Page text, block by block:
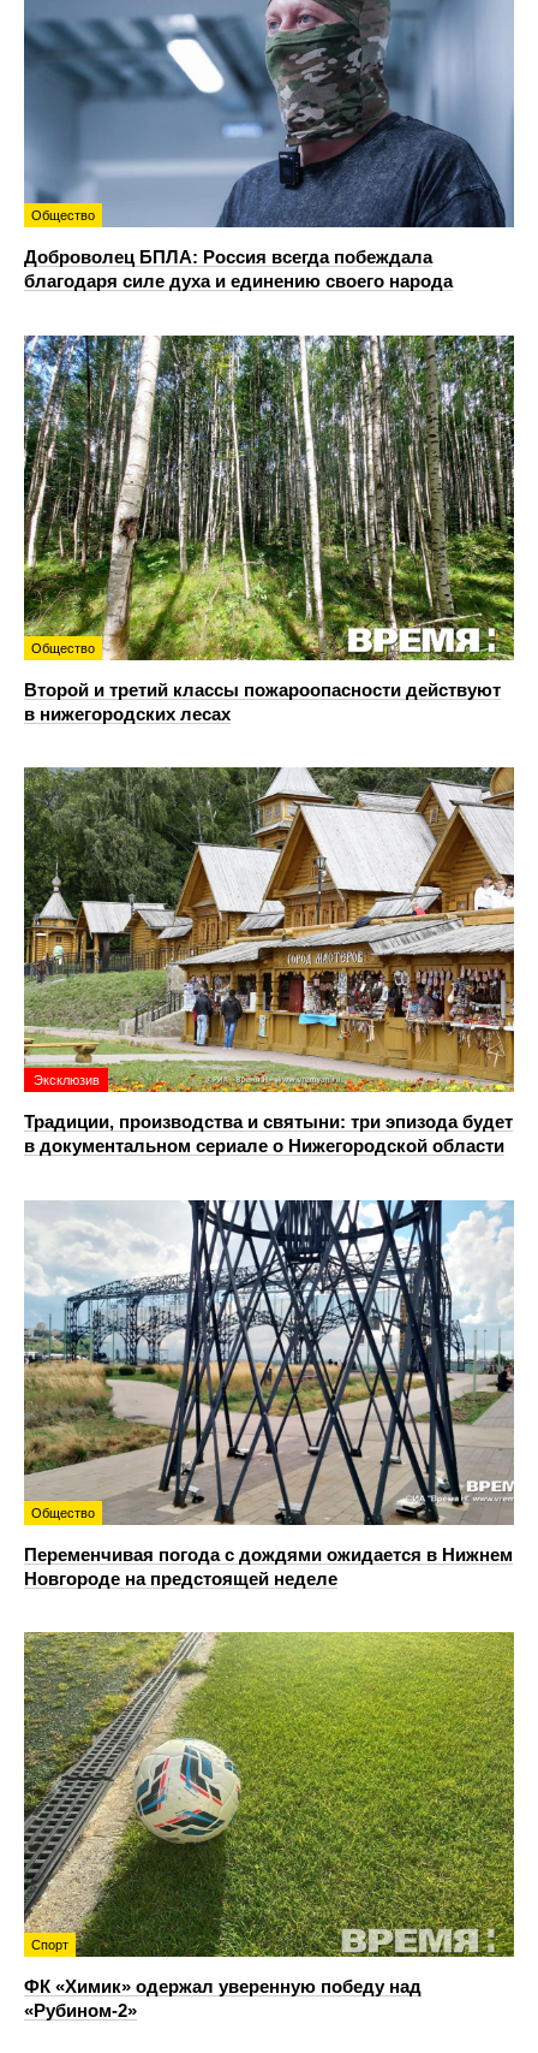
Общество
Доброволец БПЛА: Россия всегда побеждала
благодаря силе духа и единению своего народа
Общество
Второй и третий классы пожароопасности действуют
в нижегородских лесах
Эксклюзив
Традиции, производства и святыни: три эпизода будет
в документальном сериале о Нижегородской области
Общество
Переменчивая погода с дождями ожидается в Нижнем
Новгороде на предстоящей неделе
Спорт
ФК «Химик» одержал уверенную победу над
«Рубином‑2»